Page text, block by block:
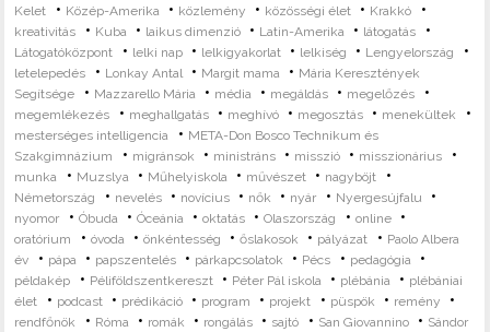
Kelet
• Közép-Amerika • közlemény • közösségi élet • Krakkó •
kreativitás • Kuba • laikus dimenzió • Latin-Amerika • látogatás •
Látogatóközpont • lelki nap • lelkigyakorlat • lelkiség • Lengyelország •
letelepedés • Lonkay Antal • Margit mama • Mária Keresztények
Segítsége
• Mazzarello Mária • média • megáldás • megelőzés •
megemlékezés • meghallgatás • meghívó • megosztás • menekültek •
mesterséges intelligencia • META-Don Bosco Technikum és
Szakgimnázium
• migránsok • ministráns • misszió • misszionárius •
munka • Muzslya • Műhelyiskola • művészet • nagyböjt •
Németország • nevelés • novícius • nők • nyár • Nyergesújfalu •
nyomor • Óbuda • Óceánia •oktatás •Olaszország • online •
oratórium • óvoda • önkéntesség •őslakosok • pályázat • Paolo Albera
év
• pápa • papszentelés • párkapcsolatok • Pécs • pedagógia •
példakép • Péliföldszentkereszt • Péter Pál iskola • plébánia • plébániai
élet
• podcast • prédikáció • program • projekt • püspök • remény •
rendfőnök • Róma • romák • rongálás • sajtó • San Giovannino • Sándor